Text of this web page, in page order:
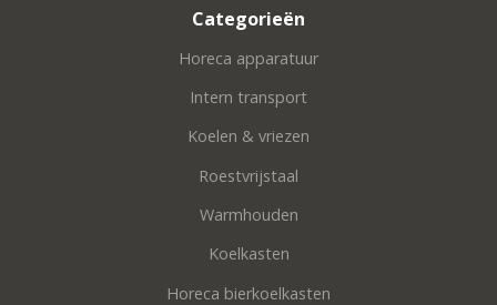
Categorieën
Horeca apparatuur
Intern transport
Koelen & vriezen
Roestvrijstaal
Warmhouden
Koelkasten
Horeca bierkoelkasten